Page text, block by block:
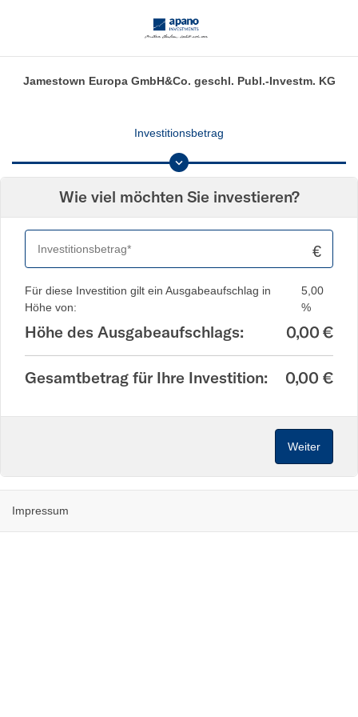
Jamestown Europa GmbH&Co. geschl. Publ.-Investm. KG
Investitionsbetrag
Wie viel möchten Sie investieren?
€
Für diese Investition gilt ein Ausgabeaufschlag in
Höhe von:
5,00
%
Höhe des Ausgabeaufschlags: 0,00 €
Gesamtbetrag für Ihre Investition: 0,00 €
Impressum